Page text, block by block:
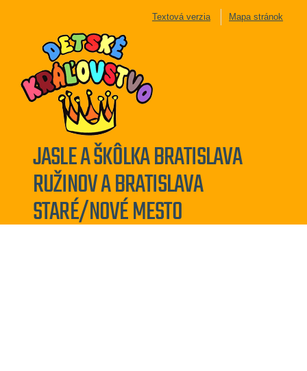
Textová verzia Mapa stránok
JASLE A ŠKÔLKA BRATISLAVA
RUŽINOV A BRATISLAVA
STARÉ/NOVÉ MESTO